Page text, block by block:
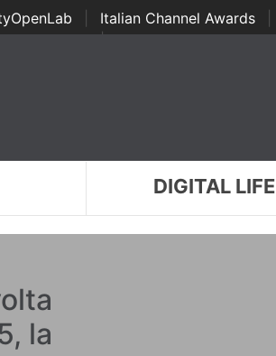
Italian Channel Awards
Awards | ...
DIGITAL LIFE
la